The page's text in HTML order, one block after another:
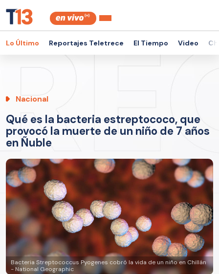
Lo Último Reportajes Teletrece El Tiempo Video
Nacional
Qué es la bacteria estreptococo, que
provocó la muerte de un niño de 7 años
en Ñuble
Bacteria Streptococcus Pyogenes cobró la vida de un niño en Chillán
- National Geographic